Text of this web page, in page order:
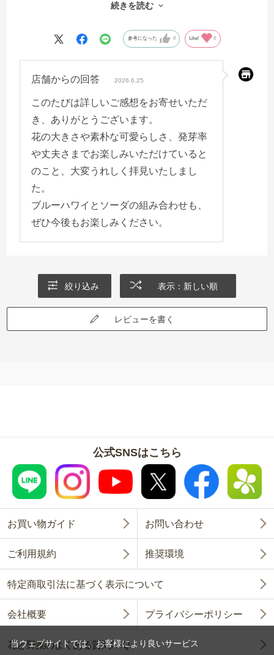
くましく長く咲きます。ここ数年はブルーハワイと
ソーダの組み合わせで植えています。
続きを読む
参考になった 0 Like! 0
店舗からの回答 2026.6.25
このたびは詳しいご感想をお寄せいただ
き、ありがとうございます。
花の大きさや素朴な可愛らしさ、発芽率
や丈夫さまでお楽しみいただけていると
のこと、大変うれしく拝見いたしまし
た。
ブルーハワイとソーダの組み合わせも、
ぜひ今後もお楽しみください。
絞り込み 表示：新しい順
レビューを書く
公式SNSはこちら
お買い物ガイド お問い合わせ
ご利用規約 推奨環境
特定商取引法に基づく表示について
会社概要 プライバシーポリシー
花と野菜のよくある質問FAQ
当ウェブサイトでは、お客様により良いサービス